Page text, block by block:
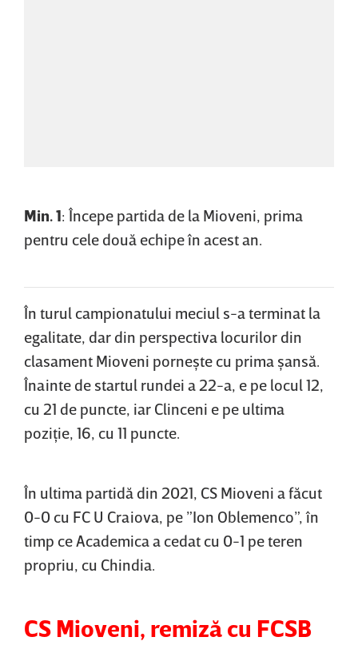
Min. 1: Începe partida de la Mioveni, prima
pentru cele două echipe în acest an.
În turul campionatului meciul s-a terminat la
egalitate, dar din perspectiva locurilor din
clasament Mioveni porneşte cu prima şansă.
Înainte de startul rundei a 22-a, e pe locul 12,
cu 21 de puncte, iar Clinceni e pe ultima
poziţie, 16, cu 11 puncte.
În ultima partidă din 2021, CS Mioveni a făcut
0-0 cu FC U Craiova, pe ”Ion Oblemenco”, în
timp ce Academica a cedat cu 0-1 pe teren
propriu, cu Chindia.
CS Mioveni, remiză cu FCSB